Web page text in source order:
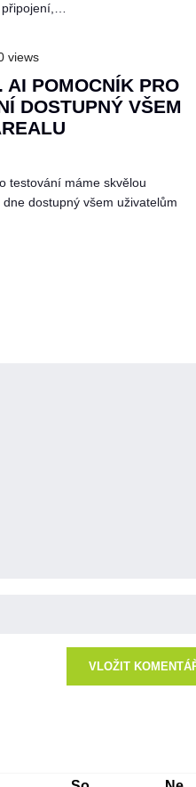
views
AI POMOCNÍK PRO
DOSTUPNÝ VŠEM
testování máme skvělou
dostupný všem uživatelům